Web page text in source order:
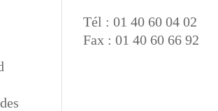
Tél : 01 40 60 04 02
Fax : 01 40 60 66 92